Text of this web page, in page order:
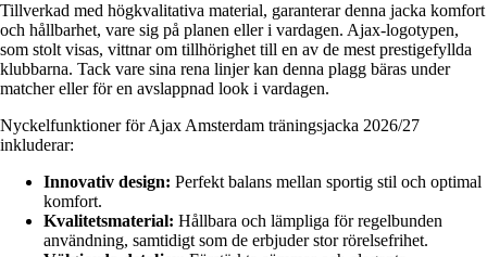
Tillverkad med högkvalitativa material, garanterar denna jacka komfort
och hållbarhet, vare sig på planen eller i vardagen. Ajax-logotypen,
som stolt visas, vittnar om tillhörighet till en av de mest prestigefyllda
klubbarna. Tack vare sina rena linjer kan denna plagg bäras under
matcher eller för en avslappnad look i vardagen.
Nyckelfunktioner för Ajax Amsterdam träningsjacka 2026/27
inkluderar:
Innovativ design: Perfekt balans mellan sportig stil och optimal
komfort.
Kvalitetsmaterial: Hållbara och lämpliga för regelbunden
användning, samtidigt som de erbjuder stor rörelsefrihet.